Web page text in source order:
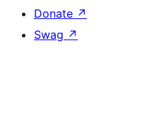
Donate ↗
Swag ↗